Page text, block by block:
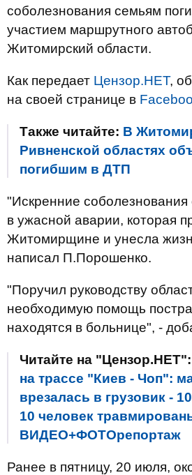
соболезнования семьям
участием маршрутного
Житомирский области.
Как передает Цензор.НЕТ,
на своей странице в
Также читайте: В
Ривненской областях
погибшим в ДТП
"Искренние
в ужасной аварии, которая
Житомирщине и унесла
написал П.Порошенко.
"Поручил руководству
необходимую помощь
находятся в больнице", -
Читайте на "Цензор.НЕТ":
на трассе "Киев - Чоп":
врезалась в грузовик -
10 человек
ВИДЕО+ФОТОрепортаж
Ранее в пятницу, 20 июля,